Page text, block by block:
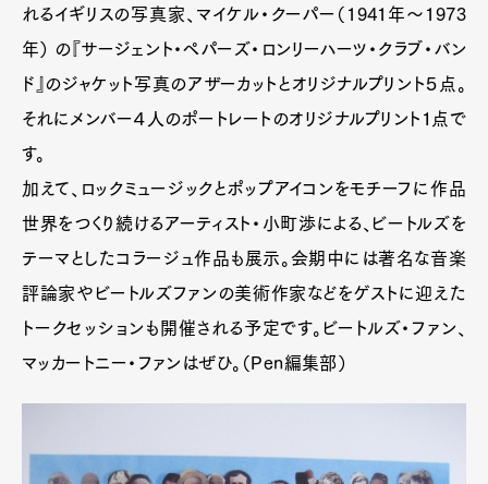
れるイギリスの写真家、マイケル・クーパー（1941年～1973
年） の『サージェント・ペパーズ・ロンリーハーツ・クラブ・バン
ド』のジャケット写真のアザーカットとオリジナルプリント５点。
それにメンバー４人のポートレートのオリジナルプリント１点で
す。
加えて、ロックミュージックとポップアイコンをモチーフに作品
世界をつくり続けるアーティスト・小町渉による、ビートルズを
テーマとしたコラージュ作品も展示。会期中には著名な音楽
評論家やビートルズファンの美術作家などをゲストに迎えた
トークセッションも開催される予定です。ビートルズ・ファン、
マッカートニー・ファンはぜひ。（Pen編集部）